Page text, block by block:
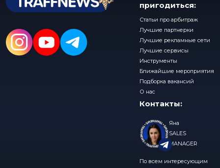
пригодиться:
Статьи про арбитраж
Лучшие партнерки
Лучшие рекламные сети
Лучшие сервисы
Инструменты
Ближайшие мероприятия
Подборка вакансий
О нас
Контакты:
Яна
SALES
MANAGER
По всем интересующим